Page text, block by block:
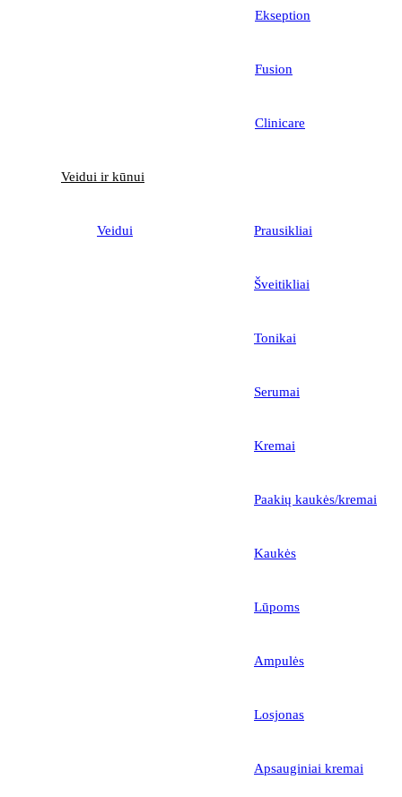
Ekseption
Fusion
Clinicare
Veidui ir kūnui
Veidui Prausikliai
Šveitikliai
Tonikai
Serumai
Kremai
Paakių kaukės/kremai
Kaukės
Lūpoms
Ampulės
Losjonas
Apsauginiai kremai